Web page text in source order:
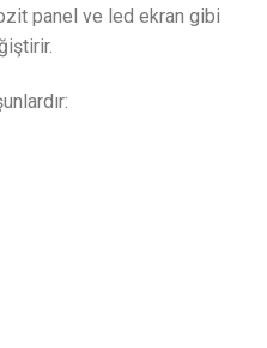
panel ve led ekran gibi